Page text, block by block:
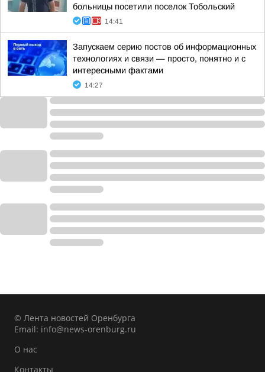
больницы посетили поселок Тобольский
14:41
Запускаем серию постов об информационных
технологиях и связи — просто, понятно и с
интересными фактами
14:27
© Лента новостей Оренбурга
Email: info@news-orenburg.ru
О нас
Контакты